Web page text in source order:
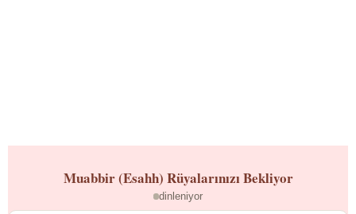
Muabbir (Esahh) Rüyalarınızı Bekliyor
dinleniyor